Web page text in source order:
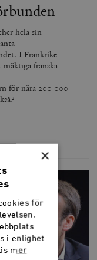
hela sin
I Frankrike
franska
för nära 200 000
×
för
i enlighet
mer